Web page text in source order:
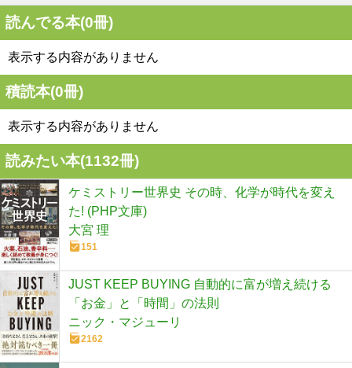
読んでる本(0冊)
表示する内容がありません
積読本(0冊)
表示する内容がありません
読みたい本(1132冊)
ケミストリー世界史 その時、化学が時代を変え
た! (PHP文庫)
大宮 理
151
JUST KEEP BUYING 自動的に富が増え続ける
「お金」と「時間」の法則
ニック・マジューリ
2162